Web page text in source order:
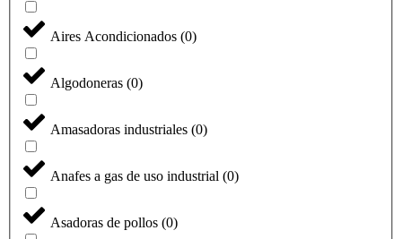
Aires Acondicionados (0)
Algodoneras (0)
Amasadoras industriales (0)
Anafes a gas de uso industrial (0)
Asadoras de pollos (0)